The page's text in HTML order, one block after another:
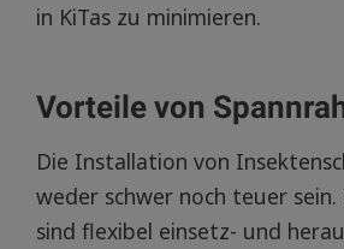
in KiTas zu minimieren.
Vorteile von
Die Installation von
weder schwer noch teuer sein.
sind flexibel einsetz- und